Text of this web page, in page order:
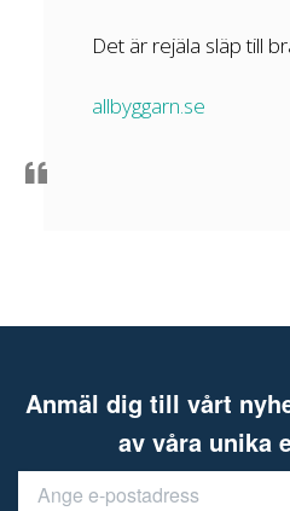
Det är rejäla släp till
allbyggarn.se
Anmäl dig till vårt
av våra unika